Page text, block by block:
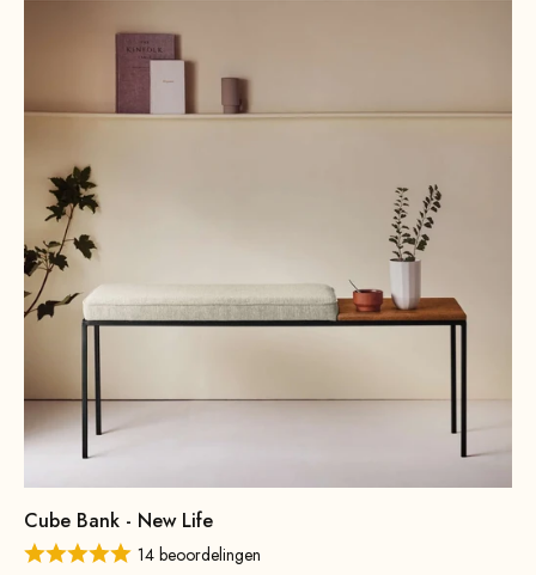
Cube Bank - New Life
14 beoordelingen